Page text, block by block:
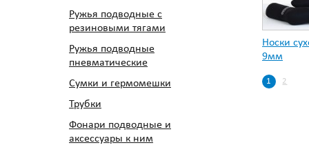
Ружья подводные с
резиновыми тягами
Ружья подводные
пневматические
Сумки и гермомешки
Трубки
Фонари подводные и
аксессуары к ним
Носки
9мм
1 2